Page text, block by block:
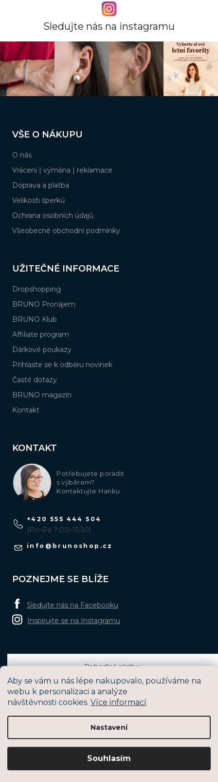
Aby se vám u nás lépe nakupovalo, používáme na
webu k personalizaci a analýze
návštěvnosti cookies. Více informací
Nastavení
Souhlasím
r
v
k
v
ý
s
u
Sledujte nás na instagramu
pVŠE O NÁKUPU
O nás
Vrácení | výměna | reklamace
Doprava a platba
Velikosti šperků
Ochrana osobních údajů
Všeobecné obchodní podmínky
UŽITEČNÉ INFORMACE
Dropshopping
BRUNO Pronájem
BRUNO Klub
Affiliate program
Dárkové poukazy
Přihlaste se k odběru novinek
Časté dotazy
BRUNO magazín
Kontakt
KONTAKT
Potřebujete poradit
s výběrem?
Kontaktujte Hanku
info @ brunoshop.cz
+420 555 444 504
(Po–Pá 7:00–15:30)
POZNEJME SE BLÍŽE
Sledujte nás na Facebooku
Inspirujte se na Instagramu
Pohodlná platba:
Vytvořil Shoptet